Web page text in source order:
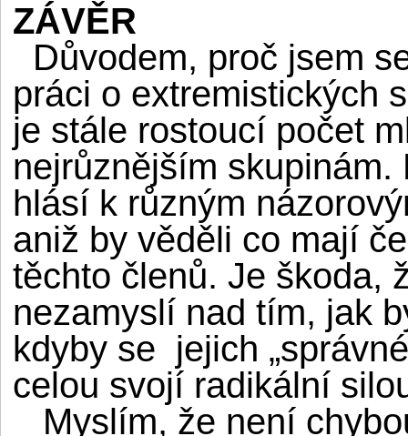
ZÁVĚR
Důvodem, proč jsem
práci o extremistických
je stále rostoucí počet
nejrůznějším
hlásí k různým
aniž by věděli co mají
těchto členů. Je škoda,
nezamyslí nad tím, jak
kdyby se jejich
celou svojí radikální
Myslím, že není